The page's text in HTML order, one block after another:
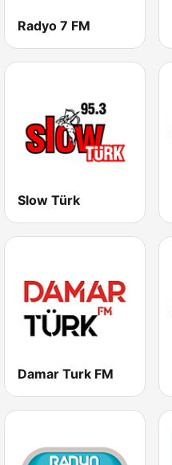
Radyo 7 FM
Slow Türk
Damar Turk FM